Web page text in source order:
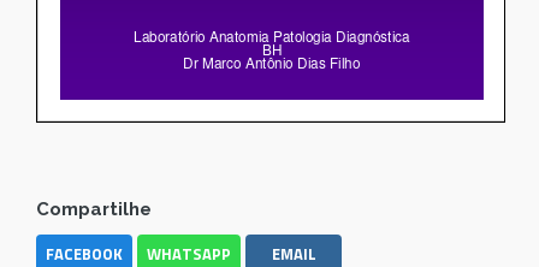
Compartilhe
FACEBOOK WHATSAPP EMAIL